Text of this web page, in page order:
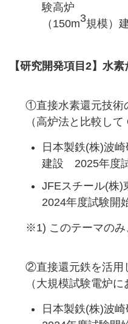
験高炉
（150m3規模）
【研究開発項目2】水
①直接水素還元技術
（高炉法と比較して
日本製鉄(株)波
建設 2025年度
JFEスチール(株
2024年度試験開
※1) このテーマのみ
②直接還元鉄を活用
（大規模試験電炉
日本製鉄(株)波